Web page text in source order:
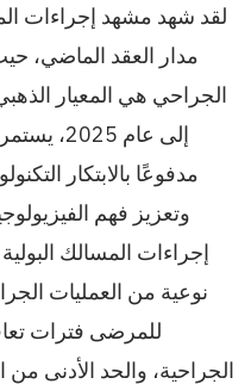
لقد شهد مشهد إجراءات
مدار العقد الماضي،
الجراحي هي المعيار
إلى عام
مدفوعًا بالابتكار
وتعزيز فهم
إجراءات المسالك
نوعية من العمليات
للمرضى فترات
الجراحية، والحد الأدنى من